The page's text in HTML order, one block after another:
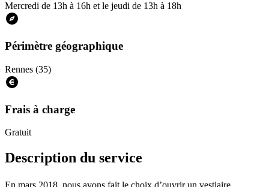
Mercredi de 13h à 16h et le jeudi de 13h à 18h
Périmètre géographique
Rennes (35)
Frais à charge
Gratuit
Description du service